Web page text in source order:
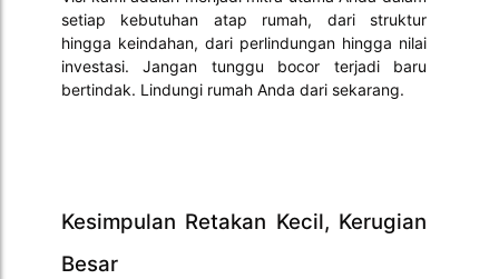
setiap kebutuhan atap rumah, dari struktur
hingga keindahan, dari perlindungan hingga nilai
investasi. Jangan tunggu bocor terjadi baru
bertindak. Lindungi rumah Anda dari sekarang.
Kesimpulan Retakan Kecil, Kerugian
Besar